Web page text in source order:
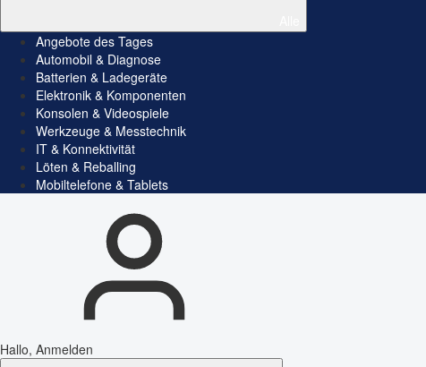
Angebote des Tages
Automobil & Diagnose
Batterien & Ladegeräte
Elektronik & Komponenten
Konsolen & Videospiele
Werkzeuge & Messtechnik
IT & Konnektivität
Löten & Reballing
Mobiltelefone & Tablets
Hallo, Anmelden